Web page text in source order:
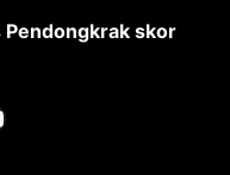
Pendongkrak skor